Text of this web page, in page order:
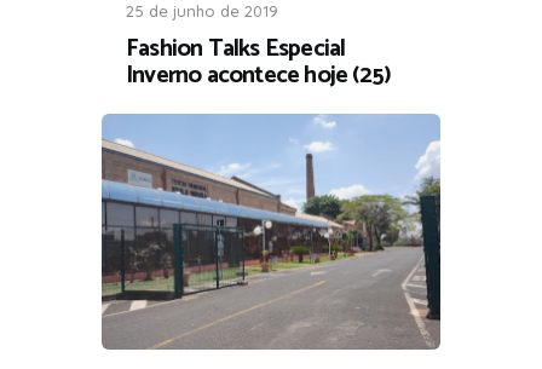
25 de junho de 2019
Fashion Talks Especial
Inverno acontece hoje (25)